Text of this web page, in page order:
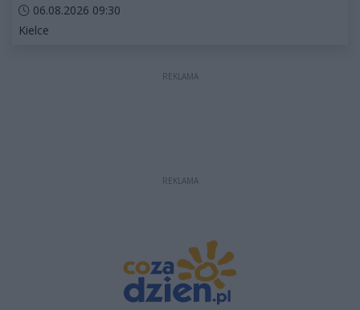
Data dodania artykułu:
06.08.2026 09:30
Kategorie artykułu:
Kielce
REKLAMA
REKLAMA